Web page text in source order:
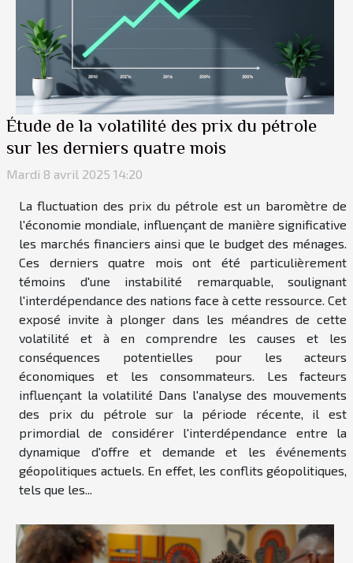
Étude de la volatilité des prix du pétrole
sur les derniers quatre mois
Mardi 8 avril 2025 14:20
La fluctuation des prix du pétrole est un baromètre de
l'économie mondiale, influençant de manière significative
les marchés financiers ainsi que le budget des ménages.
Ces derniers quatre mois ont été particulièrement
témoins d'une instabilité remarquable, soulignant
l'interdépendance des nations face à cette ressource. Cet
exposé invite à plonger dans les méandres de cette
volatilité et à en comprendre les causes et les
conséquences potentielles pour les acteurs
économiques et les consommateurs. Les facteurs
influençant la volatilité Dans l'analyse des mouvements
des prix du pétrole sur la période récente, il est
primordial de considérer l'interdépendance entre la
dynamique d'offre et demande et les événements
géopolitiques actuels. En effet, les conflits géopolitiques,
tels que les...